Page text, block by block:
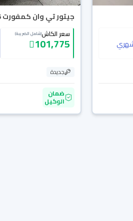
جيتور تي وان كمفورت 2026
سعر الكاش(شامل الضريبة)
101,775
جديدة
ضمان
الوكيل